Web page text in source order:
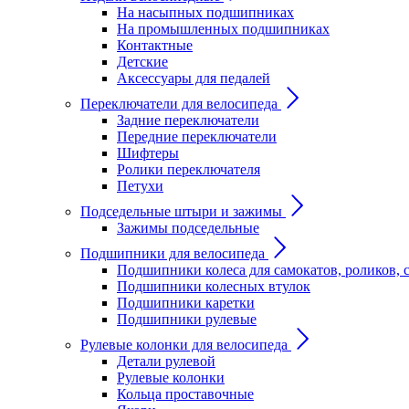
На насыпных подшипниках
На промышленных подшипниках
Контактные
Детские
Аксессуары для педалей
Переключатели для велосипеда
Задние переключатели
Передние переключатели
Шифтеры
Ролики переключателя
Петухи
Подседельные штыри и зажимы
Зажимы подседельные
Подшипники для велосипеда
Подшипники колеса для самокатов, роликов,
Подшипники колесных втулок
Подшипники каретки
Подшипники рулевые
Рулевые колонки для велосипеда
Детали рулевой
Рулевые колонки
Кольца проставочные